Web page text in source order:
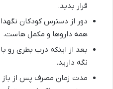
قرار بدید.
دور از دسترس کودکان
همه داروها و مکمل هاست.
بعد از اینکه درب بطری رو
نگه دارید.
مدت زمان مصرف پس از